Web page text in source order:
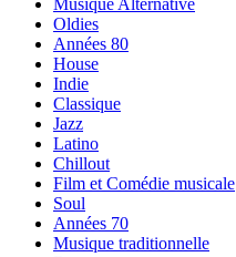
Musique Alternative
Oldies
Années 80
House
Indie
Classique
Jazz
Latino
Chillout
Film et Comédie musicale
Soul
Années 70
Musique traditionnelle